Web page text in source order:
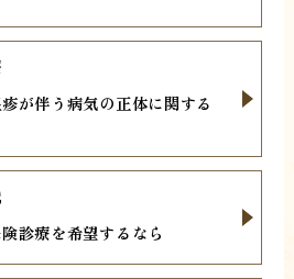
が伴う病気の正体に関する
診療を希望するなら